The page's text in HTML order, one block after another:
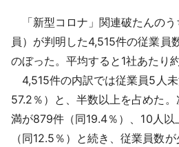
「新型コロナ」関連破たんの
員）が判明した4,515件の従業員
のぼった。平均すると1社あたり
4,515件の内訳では従業員5人
57.2％）と、半数以上を占めた
満が879件（同19.4％）、10人
（同12.5％）と続き、従業員数